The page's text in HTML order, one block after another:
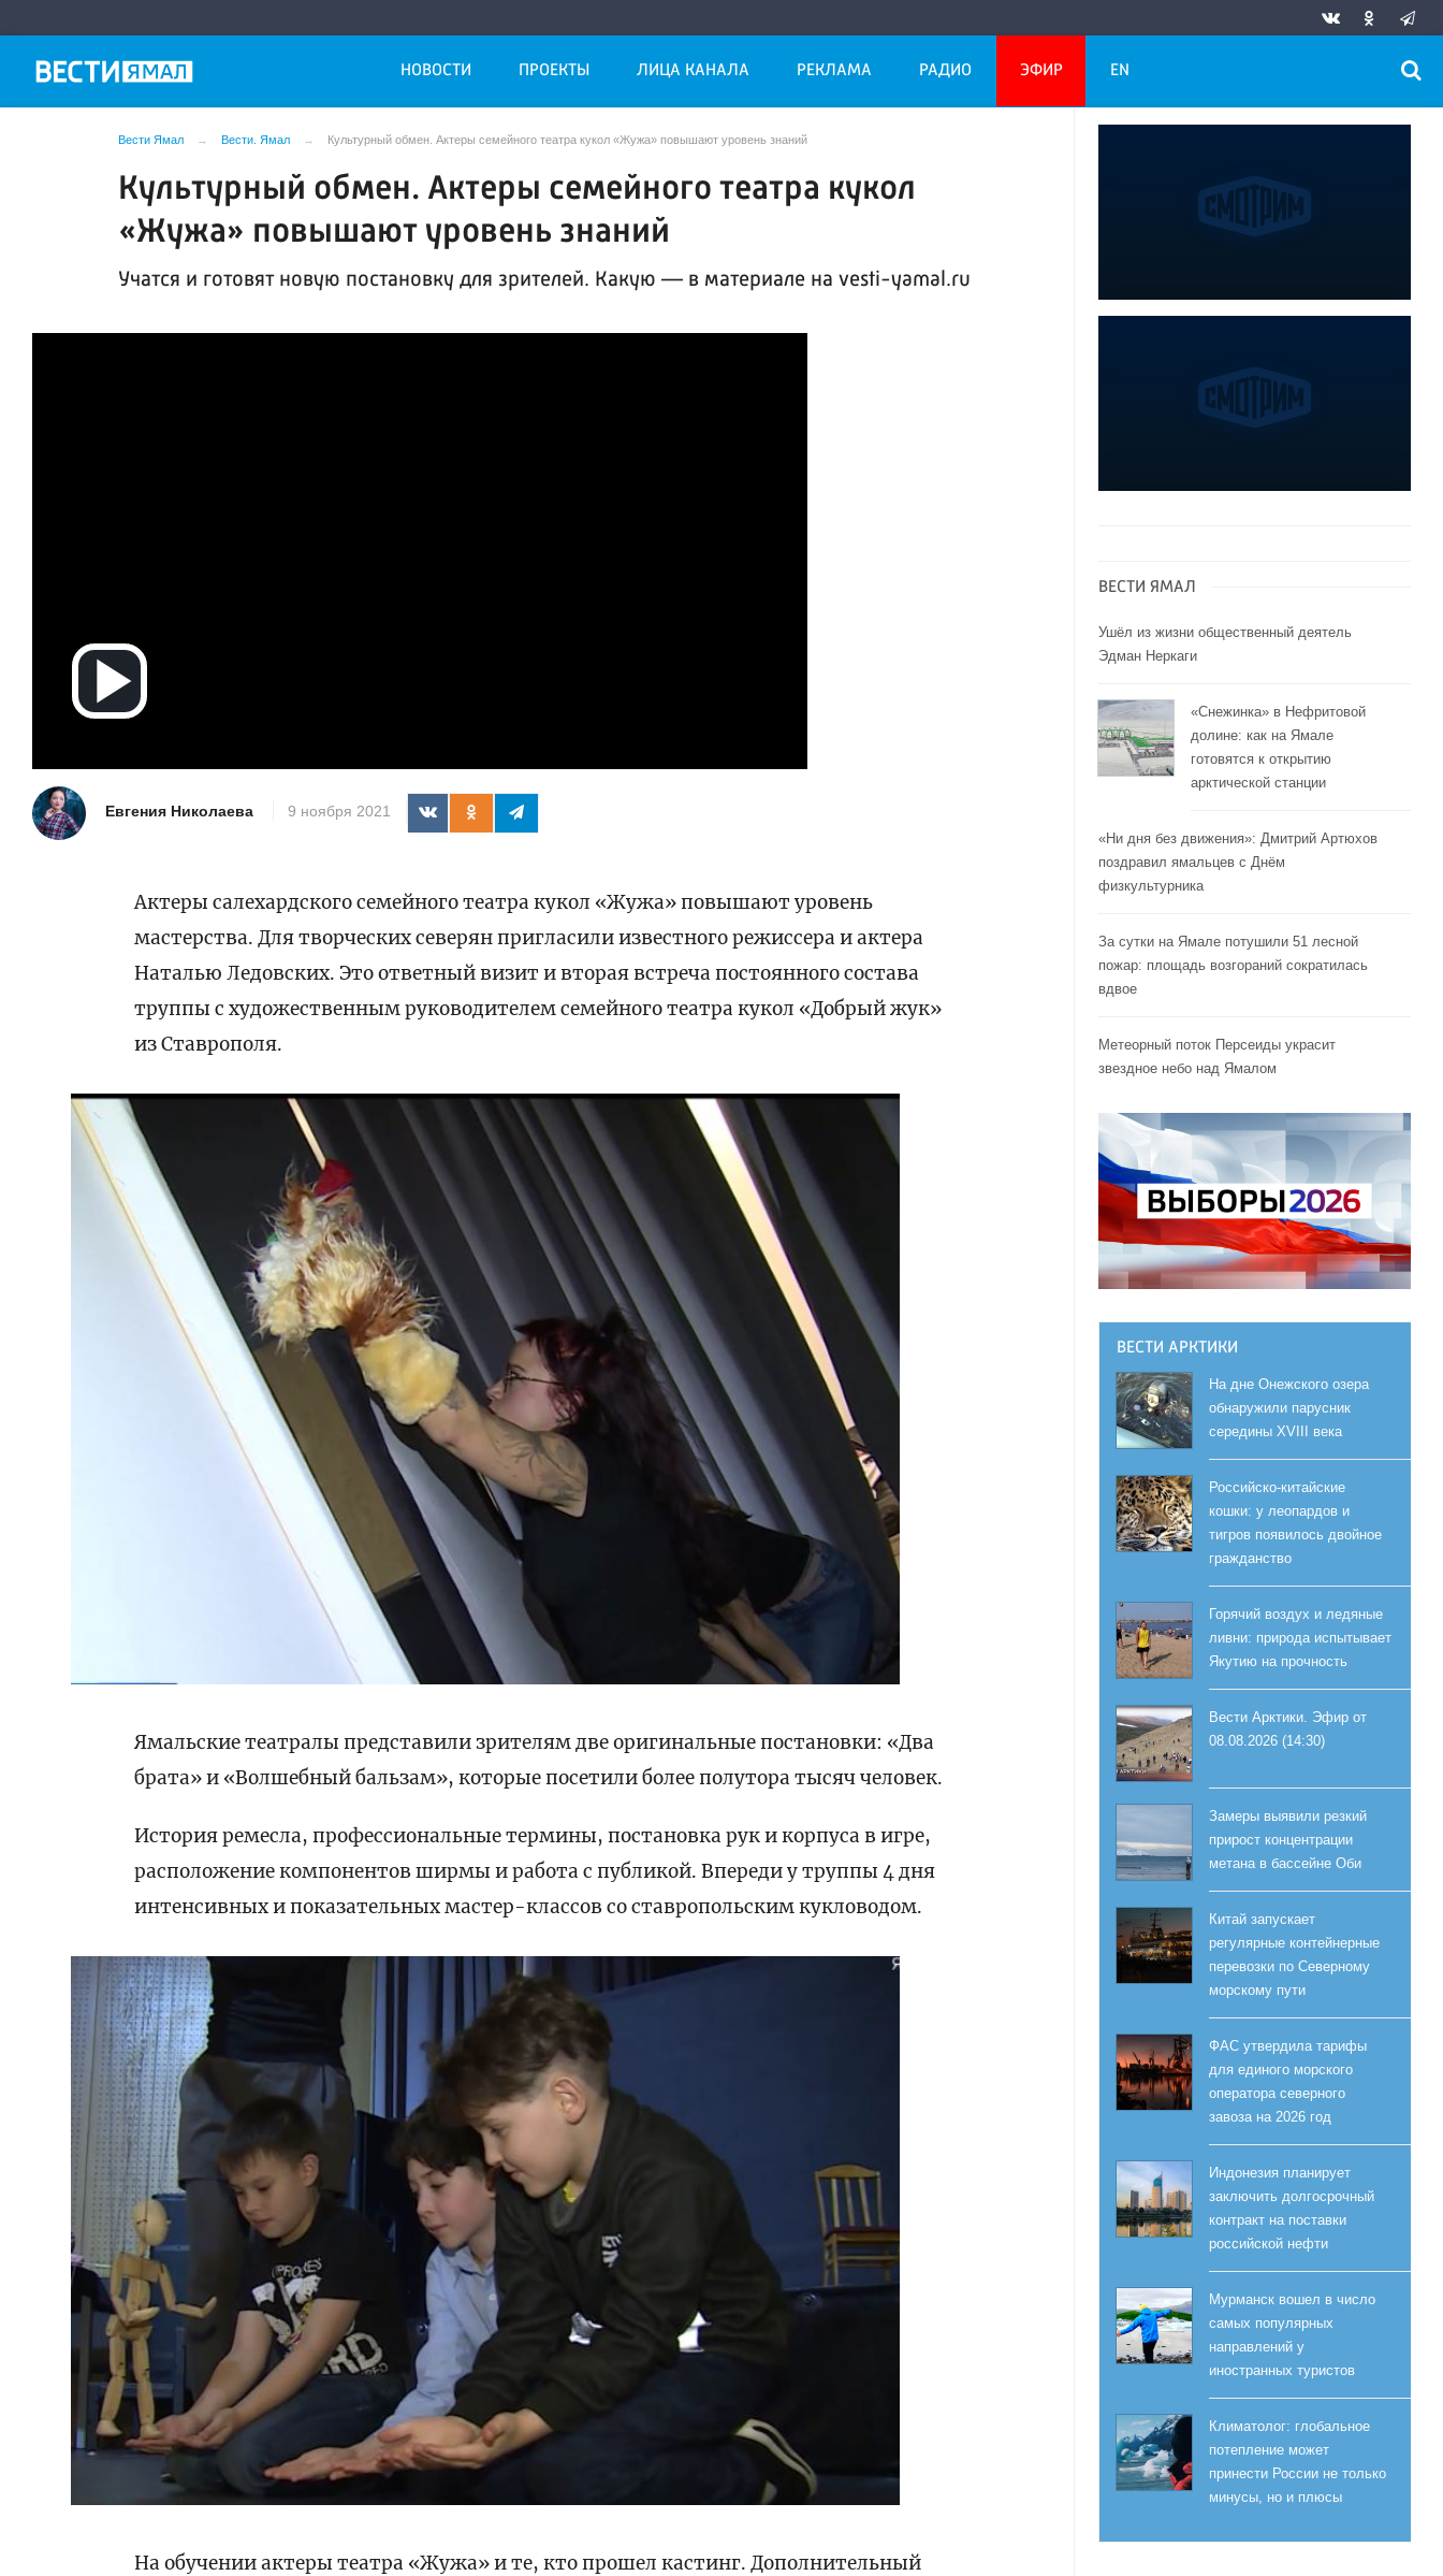
НОВОСТИ ПРОЕКТЫ ЛИЦА КАНАЛА РЕКЛАМА РАДИО ЭФИР EN
Вести Ямал Вести. Ямал Культурный обмен. Актеры семейного театра кукол «Жужа» повышают уровень знаний
Культурный обмен. Актеры семейного театра кукол
«Жужа» повышают уровень знаний
Учатся и готовят новую постановку для зрителей. Какую — в материале на vesti-yamal.ru
Воспроизвести
видео
Евгения Николаева 9 ноября 2021
Актеры салехардского семейного театра кукол «Жужа» повышают уровень
мастерства. Для творческих северян пригласили известного режиссера и актера
Наталью Ледовских. Это ответный визит и вторая встреча постоянного состава
труппы с художественным руководителем семейного театра кукол «Добрый жук»
из Ставрополя.
Ямальские театралы представили зрителям две оригинальные постановки: «Два
брата» и «Волшебный бальзам», которые посетили более полутора тысяч человек.
История ремесла, профессиональные термины, постановка рук и корпуса в игре,
расположение компонентов ширмы и работа с публикой. Впереди у труппы 4 дня
интенсивных и показательных мастер-классов со ставропольским кукловодом.
На обучении актеры театра «Жужа» и те, кто прошел кастинг. Дополнительный
ВЕСТИ ЯМАЛ
Ушёл из жизни общественный деятель
Эдман Неркаги
«Снежинка» в Нефритовой
долине: как на Ямале
готовятся к открытию
арктической станции
«Ни дня без движения»: Дмитрий Артюхов
поздравил ямальцев с Днём
физкультурника
За сутки на Ямале потушили 51 лесной
пожар: площадь возгораний сократилась
вдвое
Метеорный поток Персеиды украсит
звездное небо над Ямалом
ВЕСТИ АРКТИКИ
На дне Онежского озера
обнаружили парусник
середины XVIII века
Российско-китайские
кошки: у леопардов и
тигров появилось двойное
гражданство
Горячий воздух и ледяные
ливни: природа испытывает
Якутию на прочность
Вести Арктики. Эфир от
08.08.2026 (14:30)
Замеры выявили резкий
прирост концентрации
метана в бассейне Оби
Китай запускает
регулярные контейнерные
перевозки по Северному
морскому пути
ФАС утвердила тарифы
для единого морского
оператора северного
завоза на 2026 год
Индонезия планирует
заключить долгосрочный
контракт на поставки
российской нефти
Мурманск вошел в число
самых популярных
направлений у
иностранных туристов
Климатолог: глобальное
потепление может
принести России не только
минусы, но и плюсы